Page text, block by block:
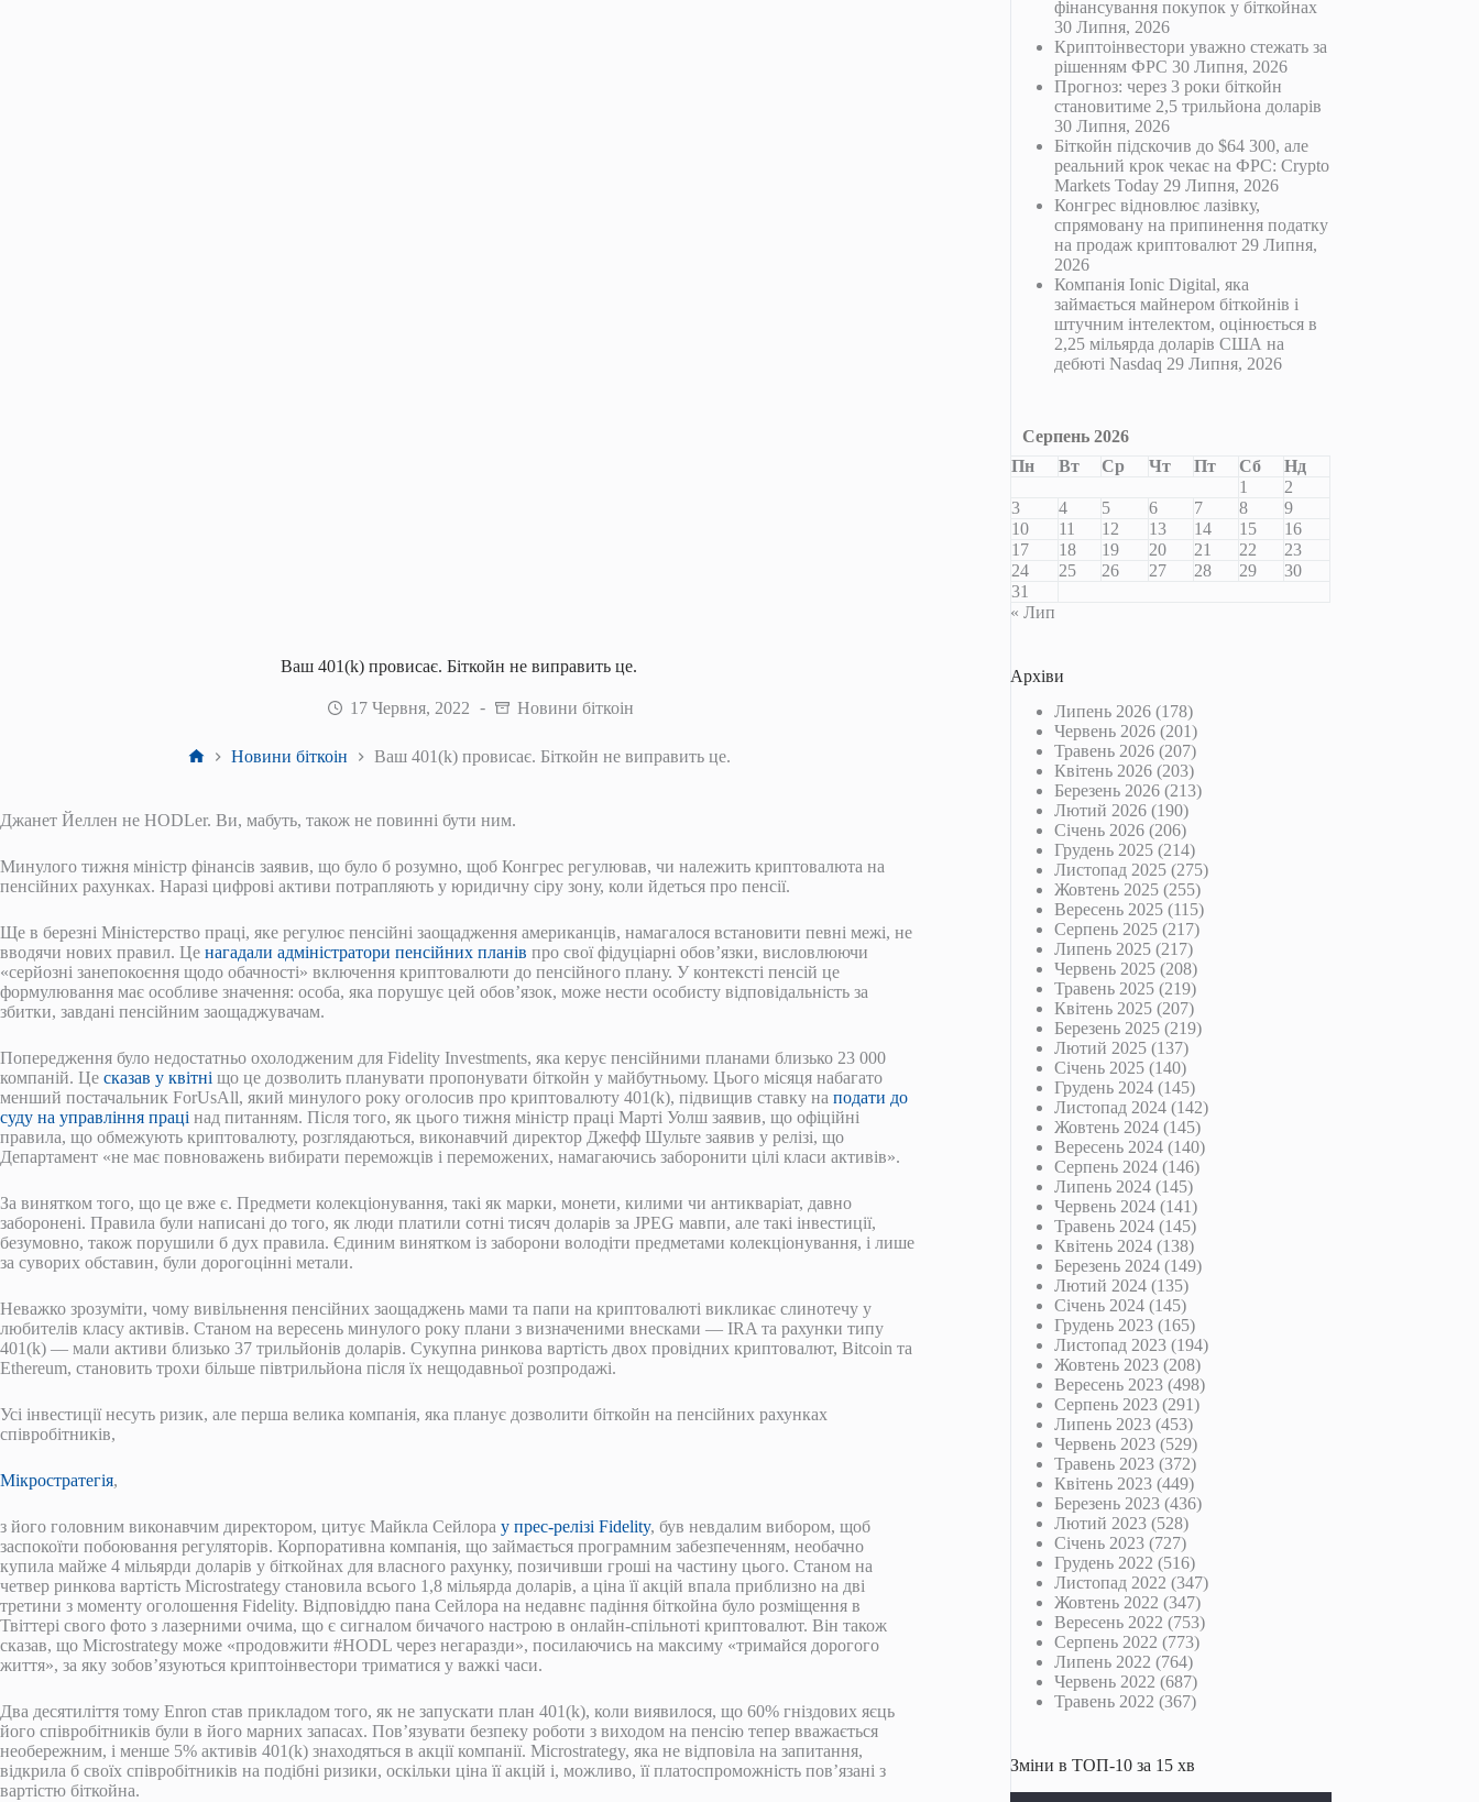
Ваш 401(k) провисає. Біткойн не виправить це.
17 Червня, 2022 Новини біткоін
Головна
Новини біткоін Ваш 401(k) провисає. Біткойн не виправить це.
Джанет Йеллен не HODLer. Ви, мабуть, також не повинні бути ним.
Минулого тижня міністр фінансів заявив, що було б розумно, щоб Конгрес регулював, чи належить криптовалюта на
пенсійних рахунках. Наразі цифрові активи потрапляють у юридичну сіру зону, коли йдеться про пенсії.
Ще в березні Міністерство праці, яке регулює пенсійні заощадження американців, намагалося встановити певні межі, не
вводячи нових правил. Це нагадали адміністратори пенсійних планів про свої фідуціарні обов’язки, висловлюючи
«серйозні занепокоєння щодо обачності» включення криптовалюти до пенсійного плану. У контексті пенсій це
формулювання має особливе значення: особа, яка порушує цей обов’язок, може нести особисту відповідальність за
збитки, завдані пенсійним заощаджувачам.
Попередження було недостатньо охолодженим для Fidelity Investments, яка керує пенсійними планами близько 23 000
компаній. Це сказав у квітні що це дозволить планувати пропонувати біткойн у майбутньому. Цього місяця набагато
менший постачальник ForUsAll, який минулого року оголосив про криптовалюту 401(k), підвищив ставку на подати до
суду на управління праці над питанням. Після того, як цього тижня міністр праці Марті Уолш заявив, що офіційні
правила, що обмежують криптовалюту, розглядаються, виконавчий директор Джефф Шульте заявив у релізі, що
Департамент «не має повноважень вибирати переможців і переможених, намагаючись заборонити цілі класи активів».
За винятком того, що це вже є. Предмети колекціонування, такі як марки, монети, килими чи антикваріат, давно
заборонені. Правила були написані до того, як люди платили сотні тисяч доларів за JPEG мавпи, але такі інвестиції,
безумовно, також порушили б дух правила. Єдиним винятком із заборони володіти предметами колекціонування, і лише
за суворих обставин, були дорогоцінні метали.
Неважко зрозуміти, чому вивільнення пенсійних заощаджень мами та папи на криптовалюті викликає слинотечу у
любителів класу активів. Станом на вересень минулого року плани з визначеними внесками — IRA та рахунки типу
401(k) — мали активи близько 37 трильйонів доларів. Сукупна ринкова вартість двох провідних криптовалют, Bitcoin та
Ethereum, становить трохи більше півтрильйона після їх нещодавньої розпродажі.
Усі інвестиції несуть ризик, але перша велика компанія, яка планує дозволити біткойн на пенсійних рахунках
співробітників,
Мікростратегія,
з його головним виконавчим директором, цитує Майкла Сейлора у прес-релізі Fidelity, був невдалим вибором, щоб
заспокоїти побоювання регуляторів. Корпоративна компанія, що займається програмним забезпеченням, необачно
купила майже 4 мільярди доларів у біткойнах для власного рахунку, позичивши гроші на частину цього. Станом на
четвер ринкова вартість Microstrategy становила всього 1,8 мільярда доларів, а ціна її акцій впала приблизно на дві
третини з моменту оголошення Fidelity. Відповіддю пана Сейлора на недавнє падіння біткойна було розміщення в
Твіттері свого фото з лазерними очима, що є сигналом бичачого настрою в онлайн-спільноті криптовалют. Він також
сказав, що Microstrategy може «продовжити #HODL через негаразди», посилаючись на максиму «тримайся дорогого
життя», за яку зобов’язуються криптоінвестори триматися у важкі часи.
Два десятиліття тому Enron став прикладом того, як не запускати план 401(k), коли виявилося, що 60% гніздових яєць
його співробітників були в його марних запасах. Пов’язувати безпеку роботи з виходом на пенсію тепер вважається
необережним, і менше 5% активів 401(k) знаходяться в акції компанії. Microstrategy, яка не відповіла на запитання,
відкрила б своїх співробітників на подібні ризики, оскільки ціна її акцій і, можливо, її платоспроможність пов’язані з
вартістю біткойна.
фінансування покупок у біткойнах
30 Липня, 2026
Криптоінвестори уважно стежать за
рішенням ФРС 30 Липня, 2026
Прогноз: через 3 роки біткойн
становитиме 2,5 трильйона доларів
30 Липня, 2026
Біткойн підскочив до $64 300, але
реальний крок чекає на ФРС: Crypto
Markets Today 29 Липня, 2026
Конгрес відновлює лазівку,
спрямовану на припинення податку
на продаж криптовалют 29 Липня,
2026
Компанія Ionic Digital, яка
займається майнером біткойнів і
штучним інтелектом, оцінюється в
2,25 мільярда доларів США на
дебюті Nasdaq 29 Липня, 2026
Серпень 2026
Пн
Вт Ср Чт Пт Сб
Нд
1
2
3
4 5 6 7 8
9
10
11 12 13 14 15
16
17
18 19 20 21 22
23
24
25 26 27 28 29
30
31
« Лип
Архіви
Липень 2026 (178)
Червень 2026 (201)
Травень 2026 (207)
Квітень 2026 (203)
Березень 2026 (213)
Лютий 2026 (190)
Січень 2026 (206)
Грудень 2025 (214)
Листопад 2025 (275)
Жовтень 2025 (255)
Вересень 2025 (115)
Серпень 2025 (217)
Липень 2025 (217)
Червень 2025 (208)
Травень 2025 (219)
Квітень 2025 (207)
Березень 2025 (219)
Лютий 2025 (137)
Січень 2025 (140)
Грудень 2024 (145)
Листопад 2024 (142)
Жовтень 2024 (145)
Вересень 2024 (140)
Серпень 2024 (146)
Липень 2024 (145)
Червень 2024 (141)
Травень 2024 (145)
Квітень 2024 (138)
Березень 2024 (149)
Лютий 2024 (135)
Січень 2024 (145)
Грудень 2023 (165)
Листопад 2023 (194)
Жовтень 2023 (208)
Вересень 2023 (498)
Серпень 2023 (291)
Липень 2023 (453)
Червень 2023 (529)
Травень 2023 (372)
Квітень 2023 (449)
Березень 2023 (436)
Лютий 2023 (528)
Січень 2023 (727)
Грудень 2022 (516)
Листопад 2022 (347)
Жовтень 2022 (347)
Вересень 2022 (753)
Серпень 2022 (773)
Липень 2022 (764)
Червень 2022 (687)
Травень 2022 (367)
Зміни в ТОП-10 за 15 хв